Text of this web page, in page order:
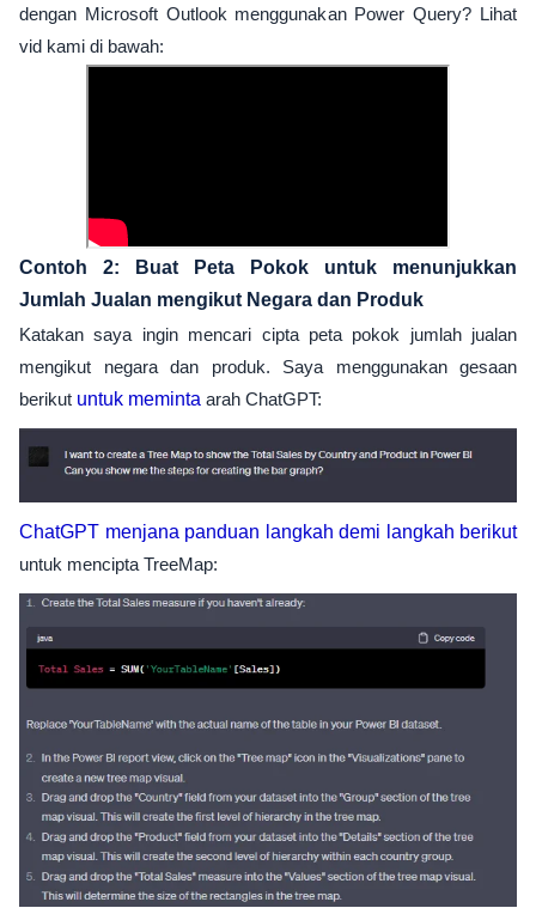
dengan Microsoft Outlook menggunakan Power Query? Lihat
vid kami di bawah:
Contoh 2: Buat Peta Pokok untuk menunjukkan
Jumlah Jualan mengikut Negara dan Produk
Katakan saya ingin mencari cipta peta pokok jumlah jualan
mengikut negara dan produk. Saya menggunakan gesaan
berikut untuk meminta arah ChatGPT:
ChatGPT menjana panduan langkah demi langkah berikut
untuk mencipta TreeMap: